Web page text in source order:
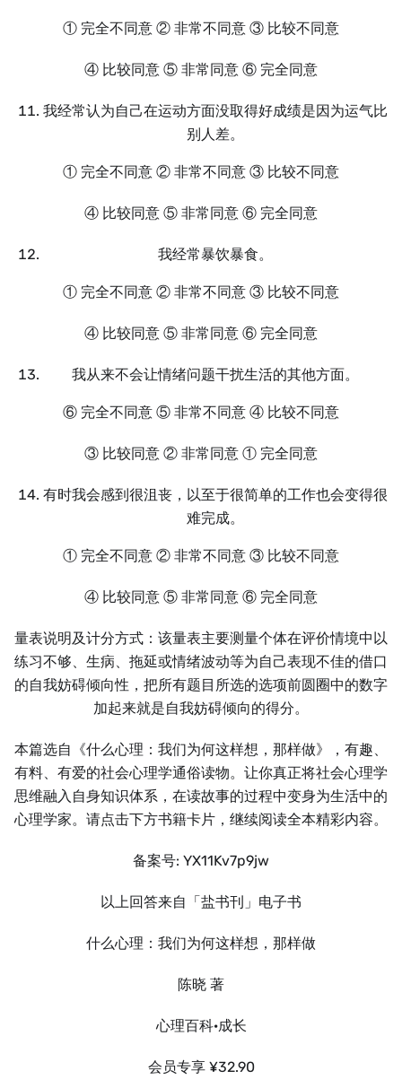
① 完全不同意 ② 非常不同意 ③ 比较不同意
④ 比较同意 ⑤ 非常同意 ⑥ 完全同意
我经常认为自己在运动方面没取得好成绩是因为运气比
别人差。
① 完全不同意 ② 非常不同意 ③ 比较不同意
④ 比较同意 ⑤ 非常同意 ⑥ 完全同意
我经常暴饮暴食。
① 完全不同意 ② 非常不同意 ③ 比较不同意
④ 比较同意 ⑤ 非常同意 ⑥ 完全同意
我从来不会让情绪问题干扰生活的其他方面。
⑥ 完全不同意 ⑤ 非常不同意 ④ 比较不同意
③ 比较同意 ② 非常同意 ① 完全同意
有时我会感到很沮丧，以至于很简单的工作也会变得很
难完成。
① 完全不同意 ② 非常不同意 ③ 比较不同意
④ 比较同意 ⑤ 非常同意 ⑥ 完全同意
量表说明及计分方式：该量表主要测量个体在评价情境中以
练习不够、生病、拖延或情绪波动等为自己表现不佳的借口
的自我妨碍倾向性，把所有题目所选的选项前圆圈中的数字
加起来就是自我妨碍倾向的得分。
本篇选自《什么心理：我们为何这样想，那样做》，有趣、
有料、有爱的社会心理学通俗读物。让你真正将社会心理学
思维融入自身知识体系，在读故事的过程中变身为生活中的
心理学家。请点击下方书籍卡片，继续阅读全本精彩内容。
备案号: YX11Kv7p9jw
以上回答来自「盐书刊」电子书
什么心理：我们为何这样想，那样做
陈晓 著
心理百科·成长
会员专享 ¥32.90